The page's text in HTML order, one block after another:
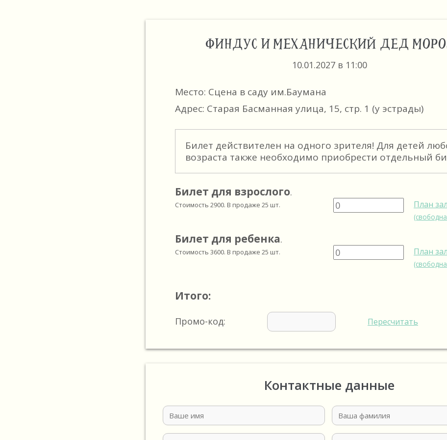
ФИНДУС И МЕХАНИЧЕСКИЙ ДЕД
10.01.2027 в 11:00
Место: Сцена в саду им.Баумана
Адрес: Старая Басманная улица, 15, стр. 1 (у эстрады)
Билет действителен на одного зрителя! Для детей
возраста также необходимо приобрести отдельный
Билет для взрослого.
Стоимость 2900. В продаже 25 шт. План
Билет для ребенка.
Стоимость 3600. В продаже 25 шт. План
Итого:
Промо-код: Пересчитать
Контактные данные